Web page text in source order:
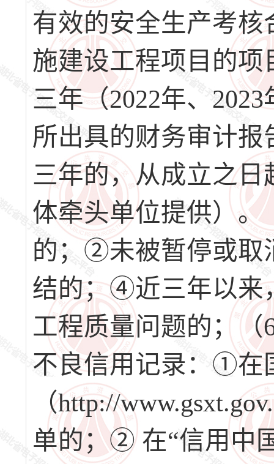
有效的安全生产考
施建设工程项目的
三年（2022年、
所出具的财务审计
三年的，从成立之
体牵头单位提供）
的；②未被暂停或取
结的；④近三年以来
工程质量问题的；
不良信用记录：①在
（http://
单的；② 在“信用中